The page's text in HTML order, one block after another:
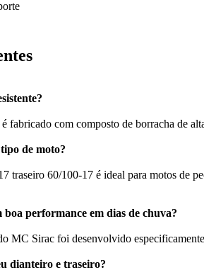
fabricado com composto de borracha de
de moto?
traseiro 60/100-17 é ideal para motos de
performance em dias de chuva?
MC Sirac foi desenvolvido
dianteiro e traseiro?